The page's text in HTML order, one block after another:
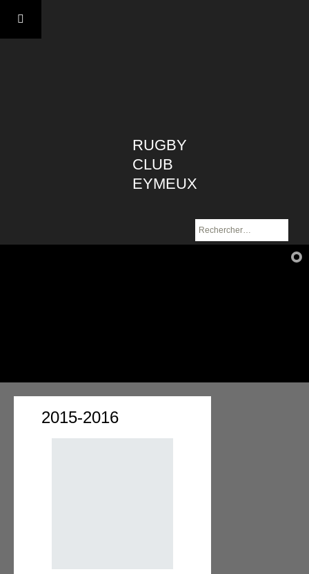
RUGBY
CLUB
EYMEUX
Rechercher :
contenu
2015-2016